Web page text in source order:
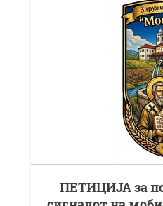
ПЕТИЦИЈА за подобрување на